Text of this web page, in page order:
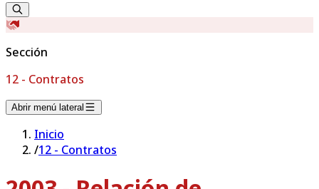
Sección
12 - Contratos
Abrir menú lateral
Inicio
/12 - Contratos